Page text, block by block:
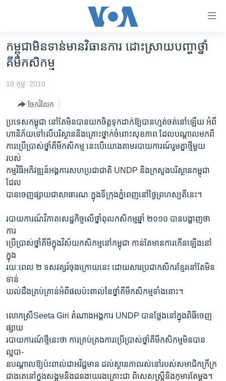
គេហទំព័រ​
ទាក់ទង
និង​
ទំព័រ​
ព័ត៌មាន​​
តែ​
ម្តង
រំលង​
និង​
ចូល​
ទំព័រ​
រចនា
សម្ព័ន្ធ​
រំលង​
និង​
ចូល​
ទៅ​
ទំព័រ​
ស្វែង​
រក
កម្ពុជា
អាមេរិក
ចិន
ហេឡូវីអូអេ
កម្ពុជាច្នៃប្រតិដ្ឋ
ព្រឹត្តិការណ៍ព័ត៌មាន
ទូរទស្សន៍ / វីដេអូ​
វិទ្យុ / ផតខាសថ៍
កម្មវិធីទាំងអស់
Khmer English
បណ្តាញ​សង្គម
ភាសា
កម្ពុជាមិនទាន់មានវិធានការ ដោះស្រាយបញ្ហាថ្នាំ
គីមីកសិកម្ម
18 កុម្ភៈ 2010
ចែករំលែក
ប្រទេសកម្ពុជា នៅតែមិនបានយកចិត្តទុកដាក់ឱ្យបានហ្មត់ចត់នៅឡើយ អំពី
ហានិភ័យទៅលើបរិស្ថាននិងគ្រោះថ្នាក់ចំពោះសុខភាព ដែលបណ្តាលមកពី
ការប្រើប្រាស់ថ្នាំគីមីកសិកម្ម នេះបើយោងតាមរបាយការណ៍រួមគ្នាថ្មីមួយ
របស់
កម្មវិធីអភិវឌ្ឍន៍អង្គការសហប្រជាជាតិ UNDP និងក្រសួងបរិស្ថានកម្ពុជា
ដែល
បានចេញផ្សាយជាសាធារណៈក្នុងទីក្រុងភ្នំពេញនៅថ្ងៃព្រហស្បតិ៍នេះ។
របាយការណ៍វិភាគសេដ្ឋកិច្ចលើថ្នាំពុលកសិកម្មឆ្នាំ ២០១០ បានបង្ហាញថា
ការ
ប្រើប្រាស់ថ្នាំគីមីក្នុងវិស័យកសិកម្មនៅកម្ពុជា កាន់តែមានការកើនឡើងនៅ
ក្នុង
រយៈពេល ២ ទសវត្សរ៍ចុងក្រោយនេះ ដោយសារប្រជាកសិករខ្មែរនៅតែមិន
ទាន់
យល់ដឹងគ្រប់គ្រាន់អំពីផលប៉ះពាល់នៃថ្នាំគីមីកសិកម្មទាំងនោះ។
លោកស្រីSeeta Giri តំណាងអង្គការ UNDP បានថ្លែងនៅក្នុងពិធីចេញ
ផ្សាយ
របាយការណ៍ថ្មីនេះថា ការគ្រប់គ្រងការប្រើប្រាស់ថ្នាំគីមីកសិកម្មមិនបាន
ល្អបា-
នបណ្តាលឱ្យប៉ះពាល់ជាអវិជ្ជមាន ដល់ស្ថានភាពរស់នៅរបស់សមាជិកក្រីក្រ
ជាងគេនៅក្នុងសង្គមនិងជនងាយរងគ្រោះជា ពិសេសស្រ្តីនិងកុមារតែម្តង។